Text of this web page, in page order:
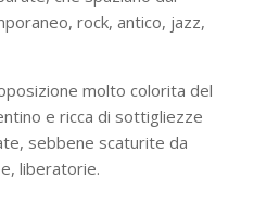
rock, antico, jazz,
molto colorita del
e ricca di sottigliezze
sebbene scaturite da
liberatorie.